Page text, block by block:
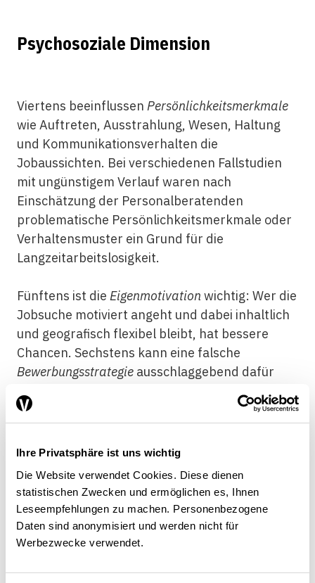
Ihre Privatsphäre ist uns wichtig
Die Website verwendet Cookies. Diese dienen
statistischen Zwecken und ermöglichen es, Ihnen
Leseempfehlungen zu machen. Personenbezogene
Daten sind anonymisiert und werden nicht für
Werbezwecke verwendet.
Psychosoziale Dimension
Viertens beeinflussen Persönlichkeitsmerkmale
wie Auftreten, Ausstrahlung, Wesen, Haltung
und Kommunikationsverhalten die
Jobaussichten. Bei verschiedenen Fallstudien
mit ungünstigem Verlauf waren nach
Einschätzung der Personalberatenden
problematische Persönlichkeitsmerkmale oder
Verhaltensmuster ein Grund für die
Langzeitarbeitslosigkeit.
Fünftens ist die Eigenmotivation wichtig: Wer die
Jobsuche motiviert angeht und dabei inhaltlich
und geografisch flexibel bleibt, hat bessere
Chancen. Sechstens kann eine falsche
Bewerbungsstrategieausschlaggebend dafür
sein, dass die Stellensuche nicht erfolgreich
verläuft. Allerdings genügt es nicht, lediglich
eine gute Such- und Bewerbungsstrategie zu
haben.
Der siebte Faktor ist das persönliche Netzwerk
Bei vielen erfolgreichen Verläufen von Personen
mit statistisch erhöhtem
Langzeitarbeitslosigkeitsrisiko waren